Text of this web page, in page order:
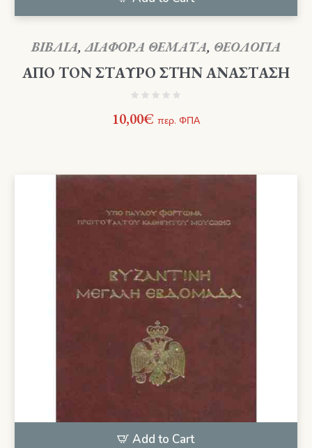
ΒΙΒΛΙΑ,ΔΙΑΦΟΡΑ ΘΕΜΑΤΑ, ΘΕΟΛΟΓΙΑ
ΑΠΟ ΤΟΝ ΣΤΑΥΡΟ ΣΤΗΝ ΑΝΑΣΤΑΣΗ
10,00€ περ. ΦΠΑ
Add to Cart